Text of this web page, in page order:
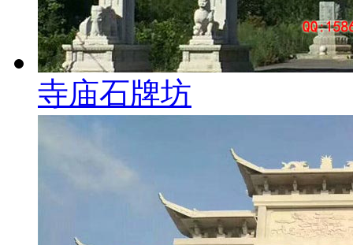
寺庙石牌坊